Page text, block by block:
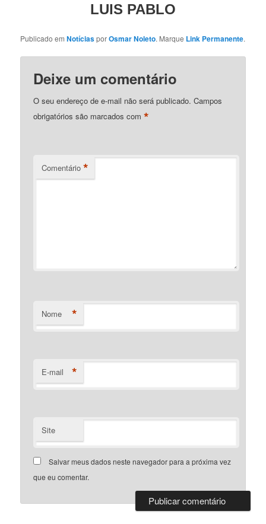
LUIS PABLO
Publicado emNotíciasporOsmar Noleto. Marque Link Permanente.
Deixe um comentário
O seu endereço de e-mail não será publicado. Campos
obrigatórios são marcados com*
Comentário *
Nome *
E-mail *
Site
Salvar meus dados neste navegador para a próxima vez
que eu comentar.